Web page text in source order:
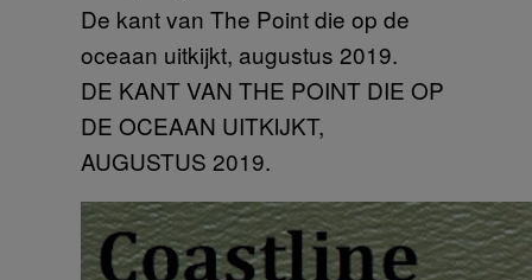
De kant van The Point die op de
oceaan uitkijkt, augustus 2019.
DE KANT VAN THE POINT DIE OP
DE OCEAAN UITKIJKT,
AUGUSTUS 2019.